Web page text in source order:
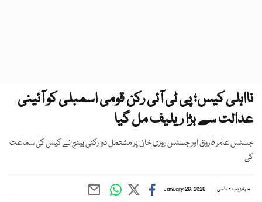
نااہلی کیس؛ پی ٹی آئی رکن قومی اسمبلی کو آئینی
عدالت سے بڑا ریلیف مل گیا
جسٹس عامر فاروق اور جسٹس روزی خان پر مشتمل دو رکنی بینچ نے کیس کی سماعت
کی
جہانزیب عباسی January 26, 2026